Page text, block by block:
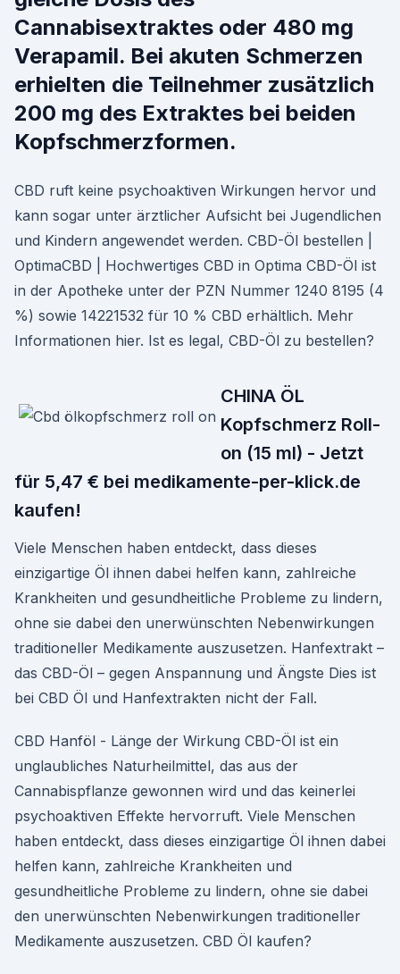
Cannabisextraktes oder 480 mg
Verapamil. Bei akuten Schmerzen
erhielten die Teilnehmer zusätzlich
200 mg des Extraktes bei beiden
Kopfschmerzformen.
CBD ruft keine psychoaktiven Wirkungen hervor und
kann sogar unter ärztlicher Aufsicht bei Jugendlichen
und Kindern angewendet werden. CBD-Öl bestellen |
OptimaCBD | Hochwertiges CBD in Optima CBD-Öl ist
in der Apotheke unter der PZN Nummer 1240 8195 (4
%) sowie 14221532 für 10 % CBD erhältlich. Mehr
Informationen hier. Ist es legal, CBD-Öl zu bestellen?
CHINA ÖL
Kopfschmerz Roll-
on (15 ml) - Jetzt
für 5,47 € bei medikamente-per-klick.de
kaufen!
Viele Menschen haben entdeckt, dass dieses
einzigartige Öl ihnen dabei helfen kann, zahlreiche
Krankheiten und gesundheitliche Probleme zu lindern,
ohne sie dabei den unerwünschten Nebenwirkungen
traditioneller Medikamente auszusetzen. Hanfextrakt –
das CBD-Öl – gegen Anspannung und Ängste Dies ist
bei CBD Öl und Hanfextrakten nicht der Fall.
CBD Hanföl - Länge der Wirkung CBD-Öl ist ein
unglaubliches Naturheilmittel, das aus der
Cannabispflanze gewonnen wird und das keinerlei
psychoaktiven Effekte hervorruft. Viele Menschen
haben entdeckt, dass dieses einzigartige Öl ihnen dabei
helfen kann, zahlreiche Krankheiten und
gesundheitliche Probleme zu lindern, ohne sie dabei
den unerwünschten Nebenwirkungen traditioneller
Medikamente auszusetzen. CBD Öl kaufen?